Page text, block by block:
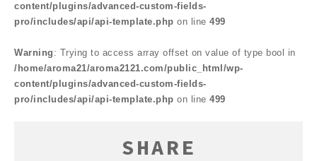
content/plugins/advanced-custom-fields-
pro/includes/api/api-template.php on line 499
Warning : Trying to access array offset on value of type bool in
/home/aroma21/aroma2121.com/public_html/wp-
content/plugins/advanced-custom-fields-
pro/includes/api/api-template.php on line 499
SHARE